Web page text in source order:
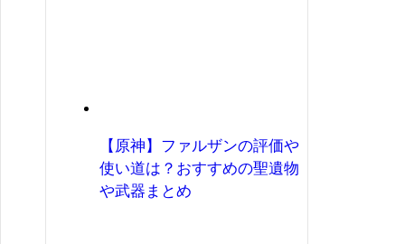
【原神】ファルザンの評価や
使い道は？おすすめの聖遺物
や武器まとめ